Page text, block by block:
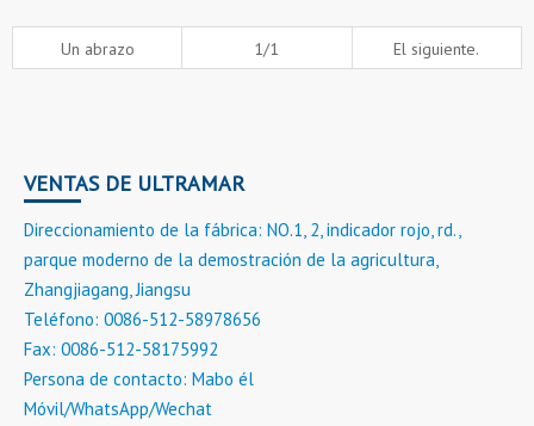
Un abrazo 1/1 El siguiente.
VENTAS DE ULTRAMAR
Direccionamiento de la fábrica: NO.1, 2, indicador rojo, rd.,
parque moderno de la demostración de la agricultura,
Zhangjiagang, Jiangsu
Teléfono: 0086-512-58978656
Fax: 0086-512-58175992
Persona de contacto: Mabo él
Móvil/WhatsApp/Wechat